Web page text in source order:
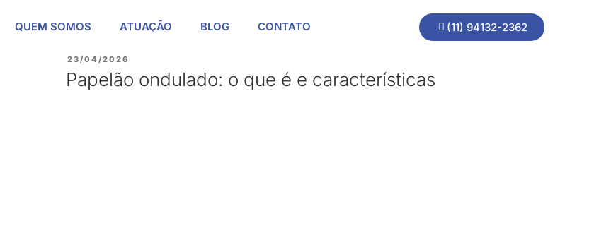
QUEM SOMOS ATUAÇÃO BLOG CONTATO (11) 94132-2362
23/04/2026
Papelão ondulado: o que é e características